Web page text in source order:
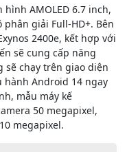
hình AMOLED 6.7 inch,
giải Full-HD+. Bên
2400e, kết hợp với
​​sẽ cung cấp năng
sẽ chạy trên giao diện
hành Android 14 ngay
mẫu máy kế
50 megapixel,
megapixel.